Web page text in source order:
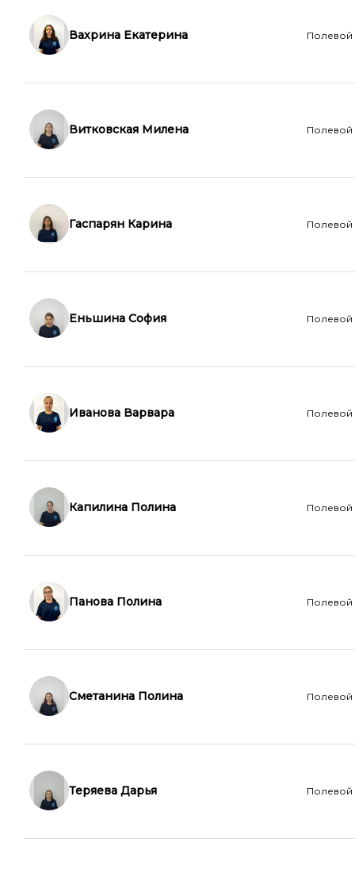
Вахрина Екатерина Полевой
Витковская Милена Полевой
Гаспарян Карина Полевой
Еньшина София Полевой
Иванова Варвара Полевой
Капилина Полина Полевой
Панова Полина Полевой
Сметанина Полина Полевой
Теряева Дарья Полевой